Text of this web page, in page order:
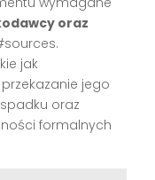
oraz
jak
jego
oraz
formalnych